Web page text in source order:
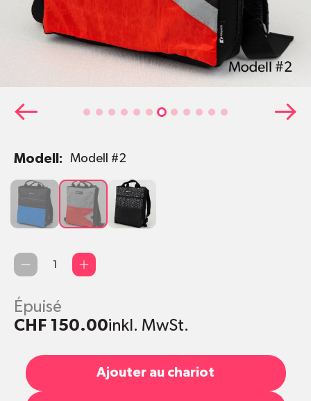
Modell: Modell #2
Modell
#1
Modell
#2
Modell
#3
Quantité
Épuisé
CHF 150.00inkl. MwSt.
Ajouter au chariot